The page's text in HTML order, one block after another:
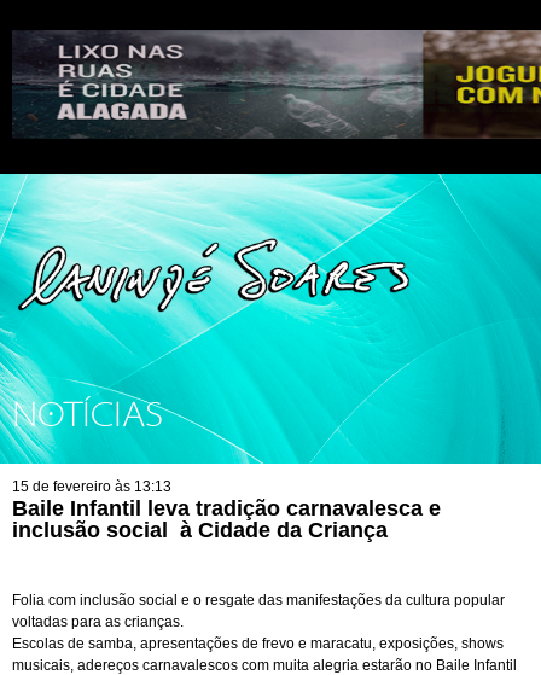
NOTÍCIAS
15 de fevereiro às 13:13
Baile Infantil leva tradição carnavalesca e
inclusão social à Cidade da Criança
Folia com inclusão social e o resgate das manifestações da cultura popular
voltadas para as crianças.
Escolas de samba, apresentações de frevo e maracatu, exposições, shows
musicais, adereços carnavalescos com muita alegria estarão no Baile Infantil